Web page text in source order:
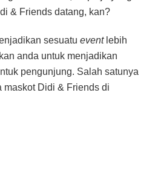
& Friends datang, kan?
sesuatu eventlebih
anda untuk menjadikan
pengunjung. Salah satunya
Didi & Friends di